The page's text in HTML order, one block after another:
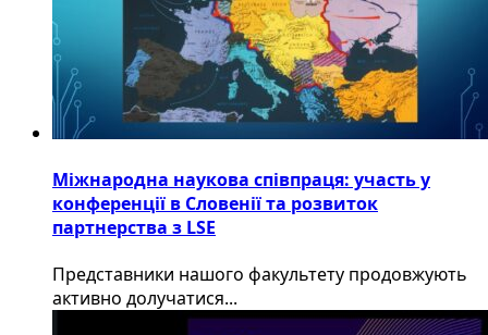
Міжнародна наукова співпраця: участь у
конференції в Словенії та розвиток
партнерства з LSE
​Представники нашого факультету продовжують
активно долучатися...